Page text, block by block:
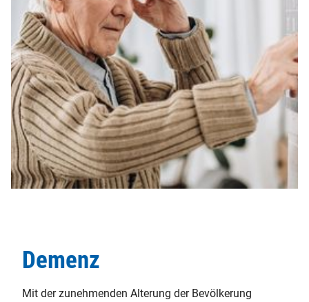
Demenz
Mit der zunehmenden Alterung der Bevölkerung